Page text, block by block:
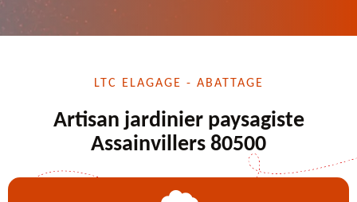
LTC ELAGAGE - ABATTAGE
Artisan jardinier paysagiste
Assainvillers 80500